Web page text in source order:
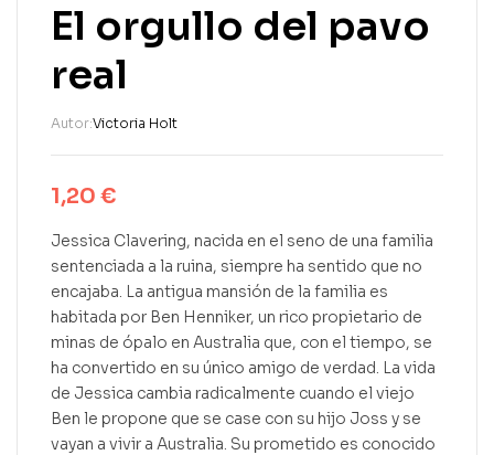
El orgullo del pavo
real
Autor:Victoria Holt
1,20 €
Jessica Clavering, nacida en el seno de una familia
sentenciada a la ruina, siempre ha sentido que no
encajaba. La antigua mansión de la familia es
habitada por Ben Henniker, un rico propietario de
minas de ópalo en Australia que, con el tiempo, se
ha convertido en su único amigo de verdad. La vida
de Jessica cambia radicalmente cuando el viejo
Ben le propone que se case con su hijo Joss y se
vayan a vivir a Australia. Su prometido es conocido